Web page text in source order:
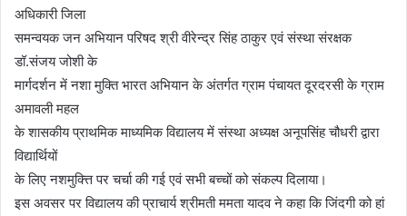
अधिकारी जिला
समन्‍वयक जन अभियान परिषद श्री वीरेन्‍द्र सिंह ठाकुर एवं संस्‍था संरक्षक
डॉ.संजय जोशी के
मार्गदर्शन में नशा मुक्ति भारत अभियान के अंतर्गत ग्राम पंचायत दूरदरसी के ग्राम
अमावली महल
के शासकीय प्राथमिक माध्यमिक विद्यालय में संस्था अध्यक्ष अनूपसिंह चौधरी द्वारा
विद्यार्थियों
के लिए नशमुक्त्ति पर चर्चा की गई एवं सभी बच्चों को संकल्प दिलाया।
इस अवसर पर विद्यालय की प्राचार्य श्रीमती ममता यादव ने कहा कि जिंदगी को हां